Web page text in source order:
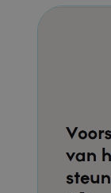
703, met